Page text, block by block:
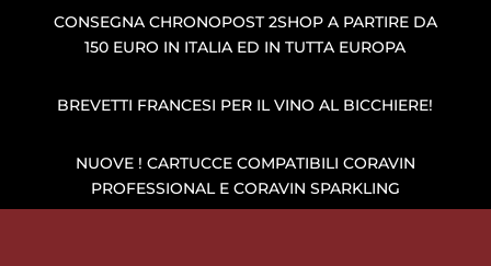
CONSEGNA CHRONOPOST 2SHOP A PARTIRE DA
150 EURO IN ITALIA ED IN TUTTA EUROPA
BREVETTI FRANCESI PER IL VINO AL BICCHIERE!
NUOVE ! CARTUCCE COMPATIBILI CORAVIN
PROFESSIONAL E CORAVIN SPARKLING